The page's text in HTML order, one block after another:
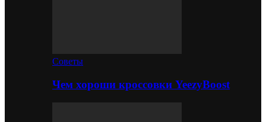
Советы
Чем хороши кроссовки YeezyBoost